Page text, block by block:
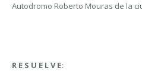
Autodromo Roberto Mouras de la
R E S U E L V E: